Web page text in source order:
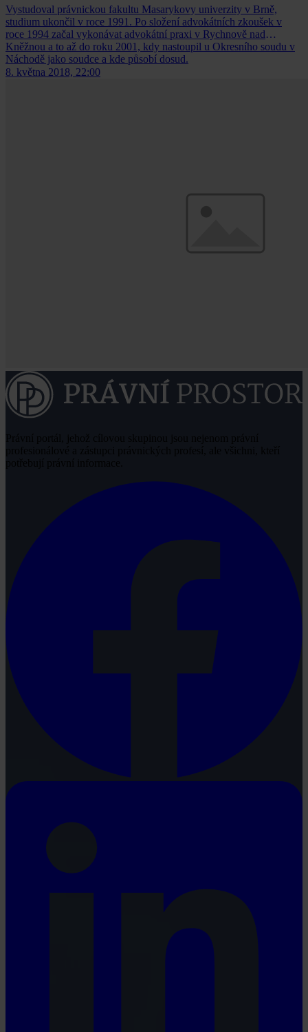
Vystudoval právnickou fakultu Masarykovy univerzity v Brně,
studium ukončil v roce 1991. Po složení advokátních zkoušek v
roce 1994 začal vykonávat advokátní praxi v Rychnově nad
Kněžnou a to až do roku 2001, kdy nastoupil u Okresního soudu v
Náchodě jako soudce a kde působí dosud.
8. května 2018, 22:00